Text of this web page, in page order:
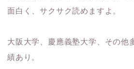
面白く、サクサク読めますよ。
大阪大学、慶應義塾大学、その他
績あり。